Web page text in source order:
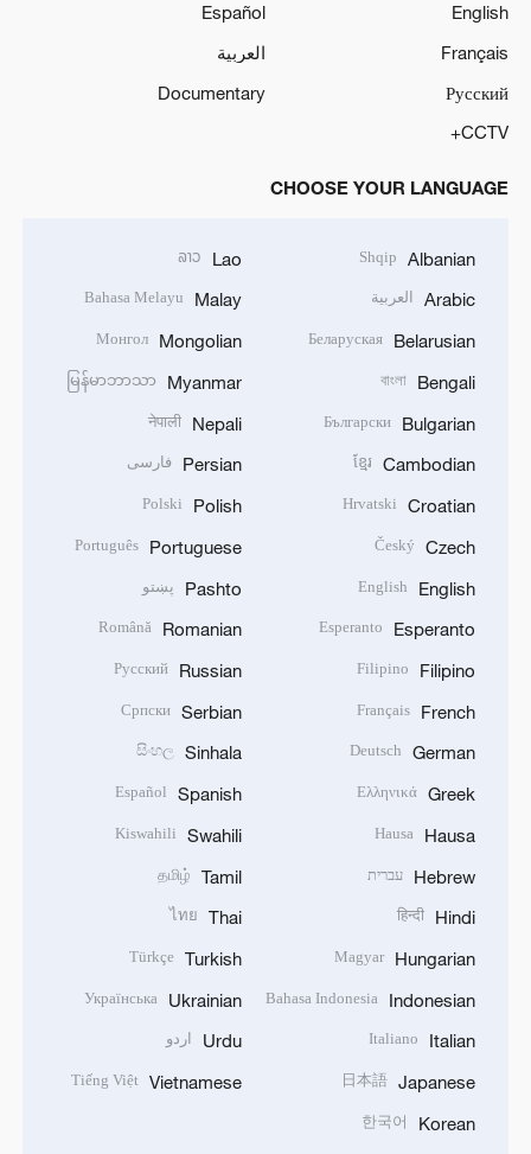
English
Español
Français
العربية
Русский
Documentary
CCTV+
CHOOSE YOUR LANGUAGE
Albanian
Shqip
Arabic العربية
Belarusian
Беларуская
Bengali
বাংলা
Bulgarian
Български
Cambodian
ខ្មែរ
Croatian
Hrvatski
Czech
Český
English
English
Esperanto
Esperanto
Filipino
Filipino
French
Français
German
Deutsch
Greek
Ελληνικά
Hausa
Hausa
Hebrew עברית
Hindi
हिन्दी
Hungarian
Magyar
Indonesian
Bahasa Indonesia
Italian
Italiano
Japanese
日本語
Korean
한국어
Lao
ລາວ
Malay
Bahasa Melayu
Mongolian
Монгол
Myanmar
မြန်မာဘာသာ
Nepali
नेपाली
Persian فارسی
Polish
Polski
Portuguese
Português
Pashto پښتو
Romanian
Română
Russian
Русский
Serbian
Српски
Sinhala
සිංහල
Spanish
Español
Swahili
Kiswahili
Tamil
தமிழ்
Thai
ไทย
Turkish
Türkçe
Ukrainian
Українська
Urdu اردو
Vietnamese
Tiếng Việt